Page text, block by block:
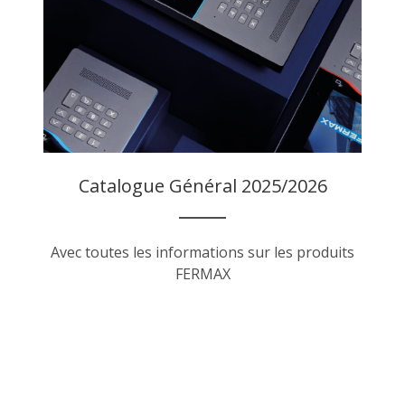
Catalogue Général 2025/2026
Avec toutes les informations sur les produits
FERMAX